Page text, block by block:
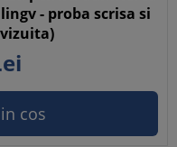
- proba scrisa si
cos